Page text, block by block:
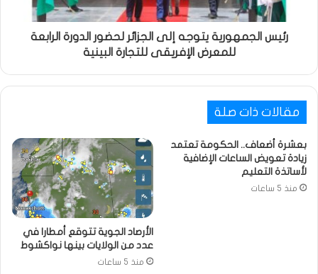
رئيس الجمهورية يتوجه إلى الجزائر لحضور الدورة الرابعة
للمعرض الإفريقى للتجارة البينية
مقالات ذات صلة
بعشرة أضعاف.. الحكومة تعتمد
زيادة تعويض الساعات الإضافية
لأساتذة التعليم
منذ 5 ساعات
الأرصاد الجوية تتوقع أمطارا في
عدد من الولايات بينها نواكشوط
منذ 5 ساعات